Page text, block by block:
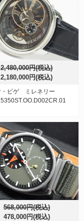
2,480,000円(税込)
2,180,000円(税込)
・ピゲ ミレネリー
568,000円(税込)
478,000円(税込)